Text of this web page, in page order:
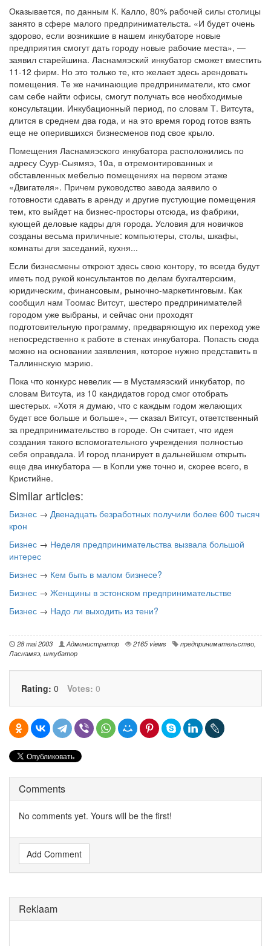
Оказывается, по данным К. Калло, 80% рабочей силы столицы
занято в сфере малого предпринимательста. «И будет очень
здорово, если возникшие в нашем инкубаторе новые
предприятия смогут дать городу новые рабочие места», —
заявил старейшина. Ласнамяэский инкубатор сможет вместить
11-12 фирм. Но это только те, кто желает здесь арендовать
помещения. Те же начинающие предприниматели, кто смог
сам себе найти офисы, смогут получать все необходимые
консультации. Инкубационный период, по словам Т. Витсута,
длится в среднем два года, и на это время город готов взять
еще не оперившихся бизнесменов под свое крыло.
Помещения Ласнамяэского инкубатора расположились по
адресу Суур-Сыямяэ, 10а, в отремонтированных и
обставленных мебелью помещениях на первом этаже
«Двигателя». Причем руководство завода заявило о
готовности сдавать в аренду и другие пустующие помещения
тем, кто выйдет на бизнес-просторы отсюда, из фабрики,
кующей деловые кадры для города. Условия для новичков
созданы весьма приличные: компьютеры, столы, шкафы,
комнаты для заседаний, кухня...
Если бизнесмены откроют здесь свою контору, то всегда будут
иметь под рукой консультантов по делам бухгалтерским,
юридическим, финансовым, рыночно-маркетинговым. Как
сообщил нам Тоомас Витсут, шестеро предпринимателей
городом уже выбраны, и сейчас они проходят
подготовительную программу, предваряющую их переход уже
непосредственно к работе в стенах инкубатора. Попасть сюда
можно на основании заявления, которое нужно представить в
Таллиннскую мэрию.
Пока что конкурс невелик — в Мустамяэский инкубатор, по
словам Витсута, из 10 кандидатов город смог отобрать
шестерых. «Хотя я думаю, что с каждым годом желающих
будет все больше и больше», — сказал Витсут, ответственный
за предпринимательство в городе. Он считает, что идея
создания такого вспомогательного учреждения полностью
себя оправдала. И город планирует в дальнейшем открыть
еще два инкубатора — в Копли уже точно и, скорее всего, в
Кристийне.
Similar articles:
Бизнес → Двенадцать безработных получили более 600 тысяч
крон
Бизнес → Неделя предпринимательства вызвала большой
интерес
Бизнес → Кем быть в малом бизнесе?
Бизнес → Женщины в эстонском предпринимательстве
Бизнес → Надо ли выходить из тени?
28 mai 2003 Администратор 2165 views предпринимательство,
Ласнамяэ, инкубатор
Rating: 0 Votes: 0
Comments
No comments yet. Yours will be the first!
Add Comment
Reklaam